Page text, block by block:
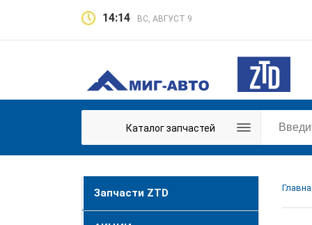
14:14 ВС, АВГУСТ 9
Каталог запчастей
Запчасти ZTD